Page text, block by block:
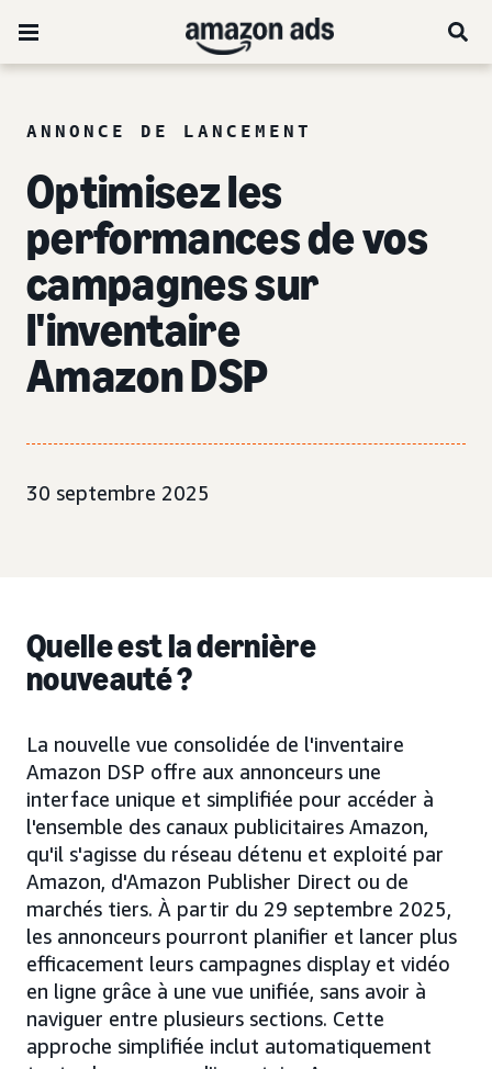
ANNONCE DE LANCEMENT
Optimisez les
performances de vos
campagnes sur
l'inventaire
Amazon DSP
30 septembre 2025
Quelle est la dernière
nouveauté ?
La nouvelle vue consolidée de l'inventaire
Amazon DSP offre aux annonceurs une
interface unique et simplifiée pour accéder à
l'ensemble des canaux publicitaires Amazon,
qu'il s'agisse du réseau détenu et exploité par
Amazon, d'Amazon Publisher Direct ou de
marchés tiers. À partir du 29 septembre 2025,
les annonceurs pourront planifier et lancer plus
efficacement leurs campagnes display et vidéo
en ligne grâce à une vue unifiée, sans avoir à
naviguer entre plusieurs sections. Cette
approche simplifiée inclut automatiquement